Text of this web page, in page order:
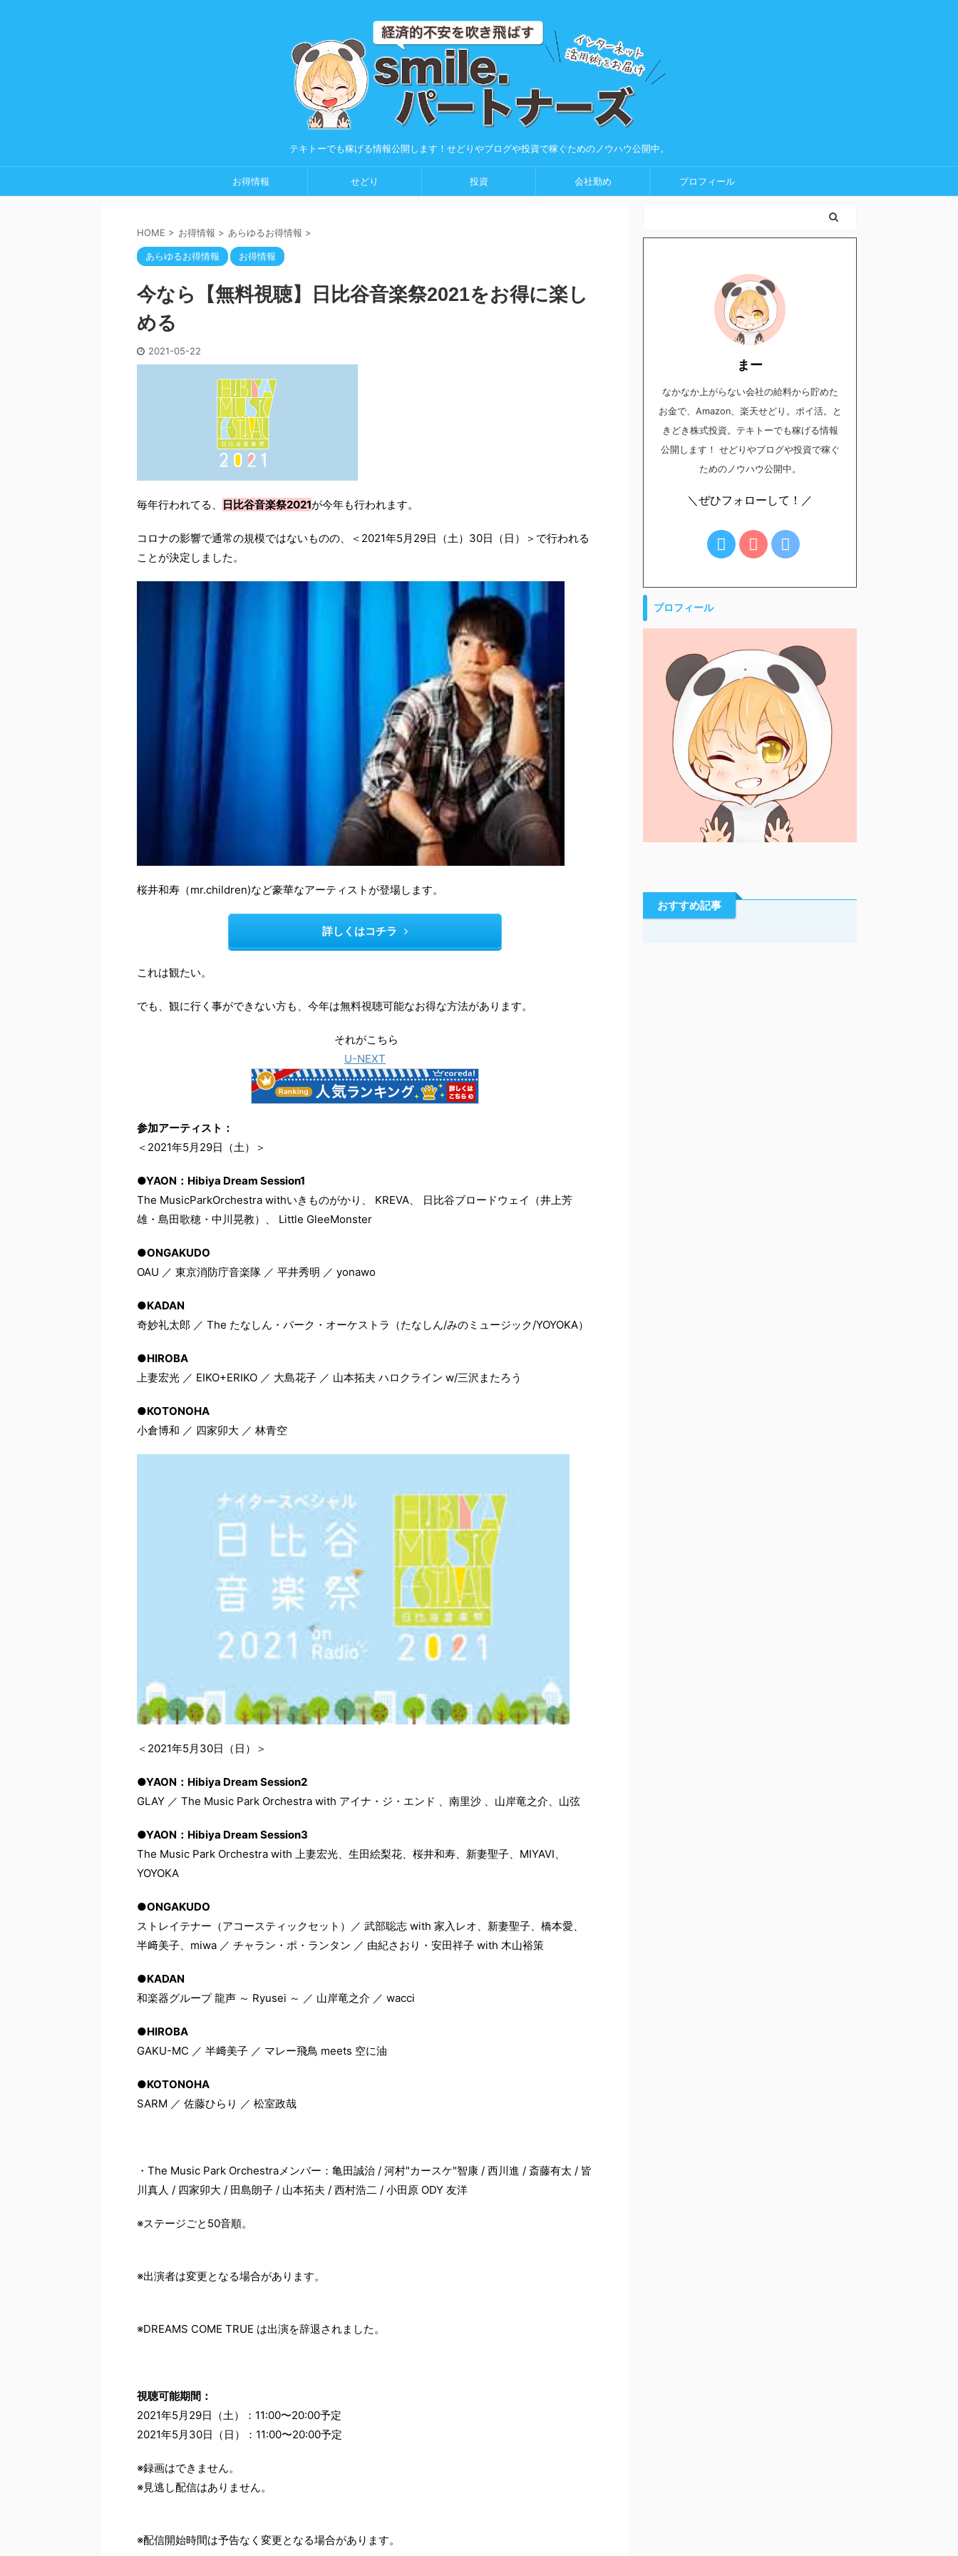
テキトーでも稼げる情報公開します！せどりやブログや投資で稼ぐためのノウハウ公開中。
お得情報 せどり 投資 会社勤め プロフィール
HOME > お得情報 > あらゆるお得情報 >
あらゆるお得情報 お得情報
今なら【無料視聴】日比谷音楽祭2021をお得に楽し
める
2021-05-22
毎年行われてる、 日比谷音楽祭2021が今年も行われます。
コロナの影響で通常の規模ではないものの、＜ 2021年5月29日（土）30日（日）
＞で行われる
ことが決定しました。
桜井和寿（mr.children)など豪華なアーティストが登場します。
詳しくはコチラ
これは観たい。
でも、観に行く事ができない方も、今年は無料視聴可能なお得な方法があります。
それがこちら
U-NEXT
参加アーティスト：
＜ 2021年5月29日（土） ＞
●YAON：Hibiya Dream Session1
The MusicParkOrchestra withいきものがかり、 KREVA、 日比谷ブロードウェイ（井上芳
雄・島田歌穂・中川晃教）、 Little GleeMonster
●ONGAKUDO
OAU ／ 東京消防庁音楽隊 ／ 平井秀明 ／ yonawo
●KADAN
奇妙礼太郎 ／ The たなしん・パーク・オーケストラ（たなしん/みのミュージック/YOYOKA）
●HIROBA
上妻宏光 ／ EIKO+ERIKO ／ 大島花子 ／ 山本拓夫 ハロクライン w/三沢またろう
●KOTONOHA
小倉博和 ／ 四家卯大 ／ 林青空
＜ 2021年5月30日（日） ＞
●YAON：Hibiya Dream Session2
GLAY ／ The Music Park Orchestra with アイナ・ジ・エンド 、南里沙 、山岸竜之介、山弦
●YAON：Hibiya Dream Session3
The Music Park Orchestra with 上妻宏光、生田絵梨花、桜井和寿、新妻聖子、MIYAVI、
YOYOKA
●ONGAKUDO
ストレイテナー（アコースティックセット）／ 武部聡志 with 家入レオ、新妻聖子、橋本愛、
半﨑美子、miwa ／ チャラン・ポ・ランタン ／ 由紀さおり・安田祥子 with 木山裕策
●KADAN
和楽器グループ 龍声 ～ Ryusei ～ ／ 山岸竜之介 ／ wacci
●HIROBA
GAKU-MC ／ 半﨑美子 ／ マレー飛鳥 meets 空に油
●KOTONOHA
SARM ／ 佐藤ひらり ／ 松室政哉
・The Music Park Orchestraメンバー：亀田誠治 / 河村"カースケ"智康 / 西川進 / 斎藤有太 / 皆
川真人 / 四家卯大 / 田島朗子 / 山本拓夫 / 西村浩二 / 小田原 ODY 友洋
※ステージごと50音順。
※出演者は変更となる場合があります。
※DREAMS COME TRUE は出演を辞退されました。
視聴可能期間：
2021年5月29日（土）：11:00〜20:00予定
2021年5月30日（日）：11:00〜20:00予定
※録画はできません。
※見逃し配信はありません。
※配信開始時間は予告なく変更となる場合があります。
まー
なかなか上がらない会社の給料から貯めた
お金で、Amazon、楽天せどり。ポイ活。と
きどき株式投資。テキトーでも稼げる情報
公開します！ せどりやブログや投資で稼ぐ
ためのノウハウ公開中。
＼ぜひフォローして！／
プロフィール
おすすめ記事